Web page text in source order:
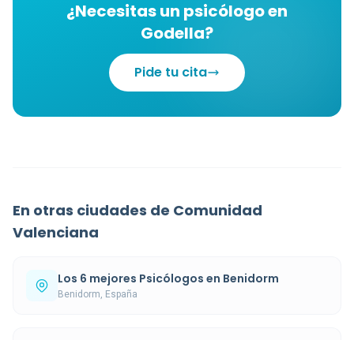
¿Necesitas un psicólogo en
Godella?
Pide tu cita
En otras ciudades de Comunidad
Valenciana
Los 6 mejores Psicólogos en Benidorm
Benidorm, España